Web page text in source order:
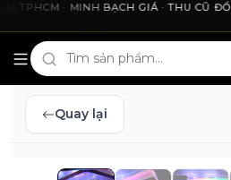
Cho2Tech và 2Techhouse —
· MINH BẠCH GIÁ · THU CŨ ĐỔI
Quay lại